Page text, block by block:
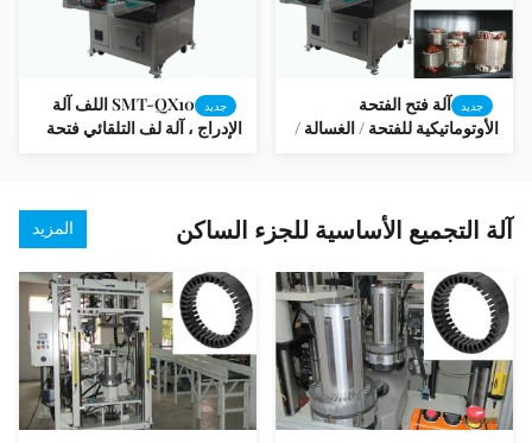
جديد آلة فتح الفتحة
الأوتوماتيكية للفتحة / الغسالة /
جديد
SMT-QX10 اللف آلة
الإدراج ، آلة لف التلقائي فتحة
آلة التجميع الأساسية للجزء الساكن المزيد